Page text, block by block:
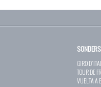
GIRO
TOUR DE
VUELTA A